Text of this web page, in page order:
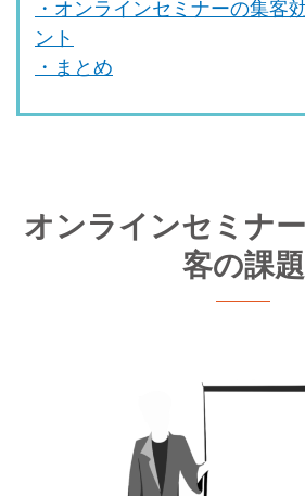
・オンラインセミナーの集客
ント
・まとめ
オンラインセミナ
客の課題